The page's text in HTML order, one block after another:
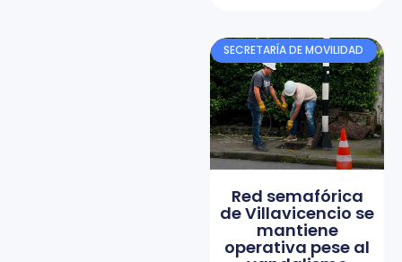
SECRETARÍA DE MOVILIDAD
Red semafórica
de Villavicencio se
mantiene
operativa pese al